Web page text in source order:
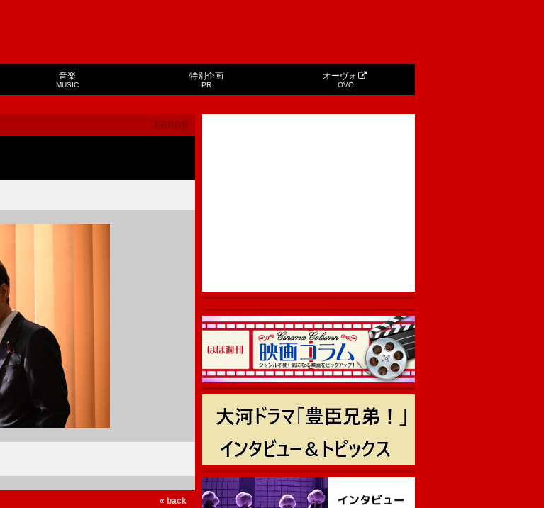
音楽
MUSIC
特別企画
PR
オーヴォ
OVO
« back